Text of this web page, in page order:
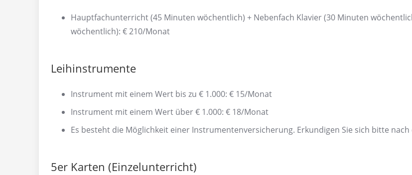
Hauptfachunterricht (45 Minuten wöchentlich) + Nebenfach Klavier (30 Minuten
wöchentlich): € 210/Monat
Leihinstrumente
Instrument mit einem Wert bis zu € 1.000: € 15/Monat
Instrument mit einem Wert über € 1.000: € 18/Monat
Es besteht die Möglichkeit einer Instrumentenversicherung. Erkundigen Sie sich bitte
5er Karten (Einzelunterricht)